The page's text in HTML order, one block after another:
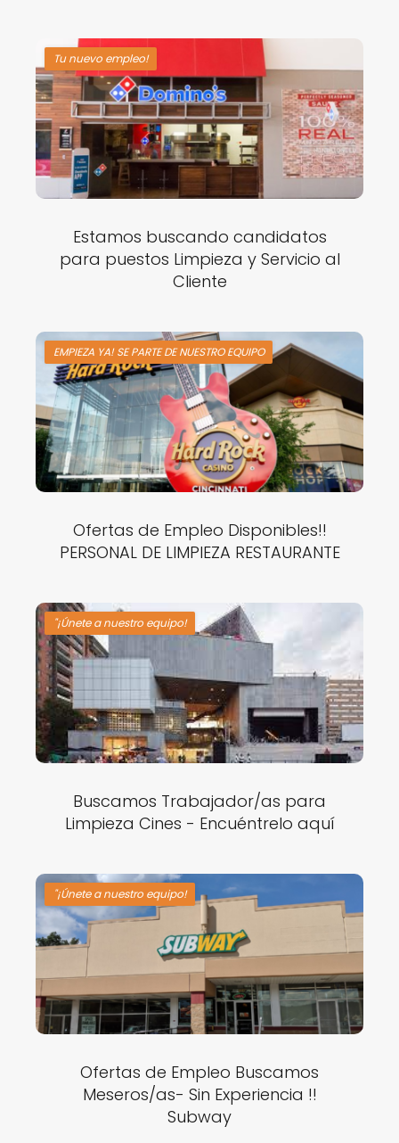
Tu nuevo empleo!
Estamos buscando candidatos
para puestos Limpieza y Servicio al
Cliente
EMPIEZA YA! SE PARTE DE NUESTRO EQUIPO
Ofertas de Empleo Disponibles!!
PERSONAL DE LIMPIEZA RESTAURANTE
"¡Únete a nuestro equipo!
Buscamos Trabajador/as para
Limpieza Cines - Encuéntrelo aquí
"¡Únete a nuestro equipo!
Ofertas de Empleo Buscamos
Meseros/as- Sin Experiencia !!
Subway